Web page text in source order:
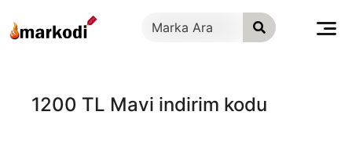
geç
1200 TL Mavi indirim kodu